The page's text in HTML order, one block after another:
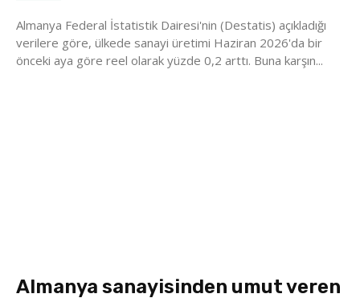
Almanya Federal İstatistik Dairesi'nin (Destatis) açıkladığı
verilere göre, ülkede sanayi üretimi Haziran 2026'da bir
önceki aya göre reel olarak yüzde 0,2 arttı. Buna karşın...
Almanya sanayisinden umut veren